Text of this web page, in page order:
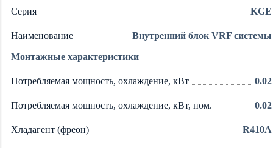
Серия KGE
Наименование Внутренний блок VRF системы
Монтажные характеристики
Потребляемая мощность, охлаждение, кВт 0.02
Потребляемая мощность, охлаждение, кВт, ном. 0.02
Хладагент (фреон) R410A